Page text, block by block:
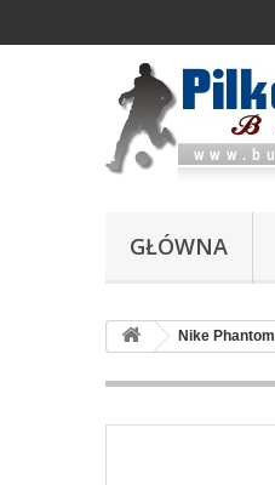
GŁÓWNA
Nike Phantom